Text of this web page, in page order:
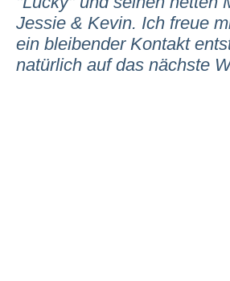
Jessie & Kevin. Ich freue
ein bleibender Kontakt
natürlich auf das nächste